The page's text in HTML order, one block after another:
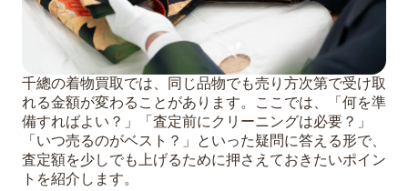
千總の着物買取では、同じ品物でも売り方次第で受け取
れる金額が変わることがあります。ここでは、「何を準
備すればよい？」「査定前にクリーニングは必要？」
「いつ売るのがベスト？」といった疑問に答える形で、
査定額を少しでも上げるために押さえておきたいポイン
トを紹介します。